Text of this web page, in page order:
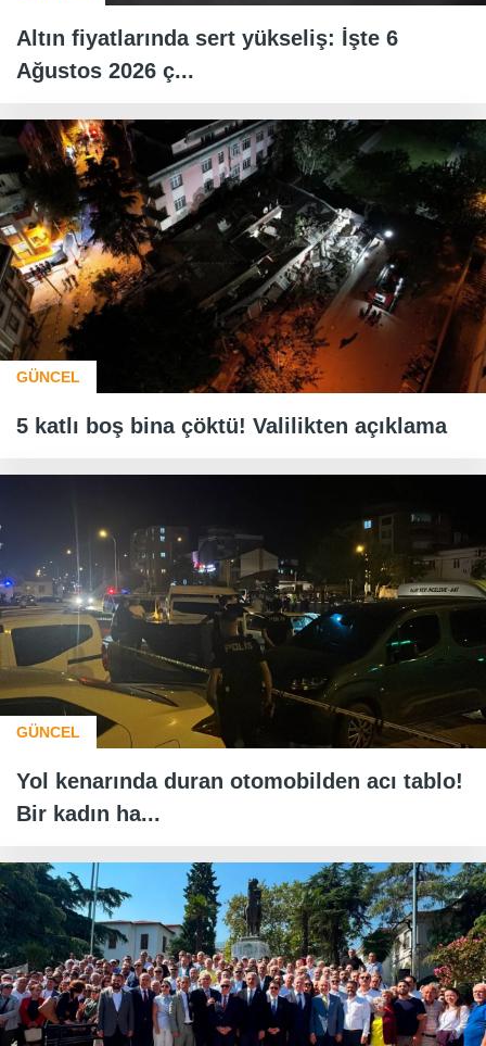
Altın fiyatlarında sert yükseliş: İşte 6
Ağustos 2026 ç...
GÜNCEL
5 katlı boş bina çöktü! Valilikten açıklama
GÜNCEL
Yol kenarında duran otomobilden acı tablo!
Bir kadın ha...